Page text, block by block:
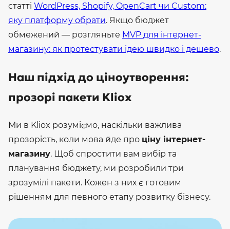
статті WordPress, Shopify, OpenCart чи Custom:
яку платформу обрати. Якщо бюджет
обмежений — розгляньте MVP для інтернет-
магазину: як протестувати ідею швидко і дешево.
Наш підхід до ціноутворення:
прозорі пакети Kliox
Ми в Kliox розуміємо, наскільки важлива
прозорість, коли мова йде про ціну інтернет-
магазину. Щоб спростити вам вибір та
планування бюджету, ми розробили три
зрозумілі пакети. Кожен з них є готовим
рішенням для певного етапу розвитку бізнесу.